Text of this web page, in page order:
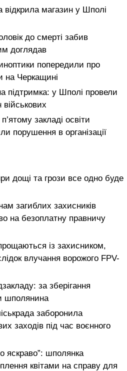
відкрила магазин у Шполі
до смерті забив
доглядав
попередили про
на Черкащині
підтримка: у Шполі провели
закладі освіти
порушення в організації
дощі та грози все одно буде
загиблих захисників
на безоплатну правничу
із захисником,
влучання ворожого FPV-
за зберігання
шполянина
заборонила
заходів під час воєнного
шполянка
квітами на справу для